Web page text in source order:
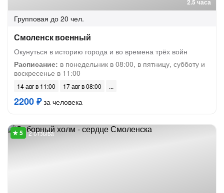
2.5 часа
Групповая до 20 чел.
Смоленск военный
Окунуться в историю города и во времена трёх войн
Расписание: в понедельник в 08:00, в пятницу, субботу и
воскресенье в 11:00
14 авг в 11:00 17 авг в 08:00
2200 ₽за человека
2 отзыва